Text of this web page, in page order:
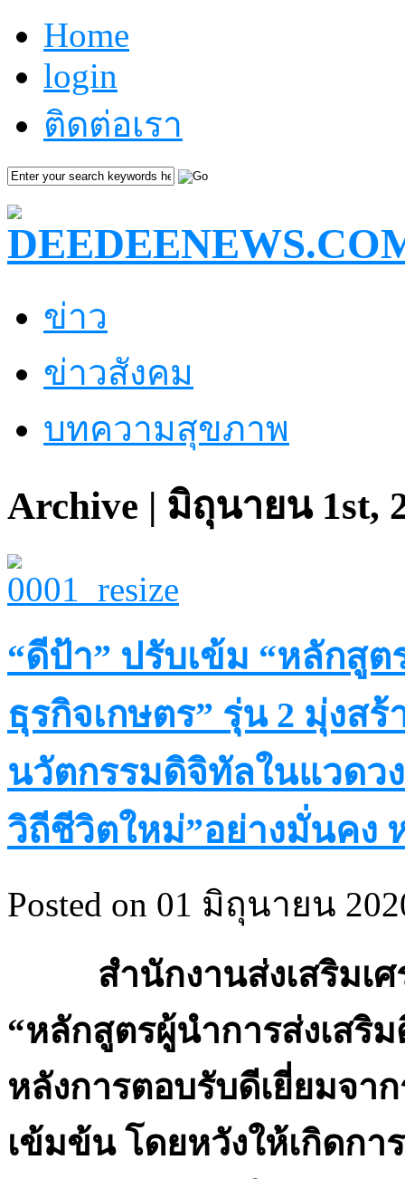
Home
login
ติดต่อเรา
ข่าว
ข่าวสังคม
บทความสุขภาพ
Archive | มิถุนายน 1st,
“ดีป้า” ปรับเข้ม “หลักสู
ธุรกิจเกษตร” รุ่น 2 มุ่งส
นวัตกรรมดิจิทัลในแวดว
วิถีชีวิตใหม่”อย่างมั่นคง
Posted on 01 มิถุนายน
สำนักงานส่งเสริมเศ
“หลักสูตรผู้นำการส่งเสริ
หลังการตอบรับดีเยี่ยมจา
เข้มข้น โดยหวังให้เกิดก